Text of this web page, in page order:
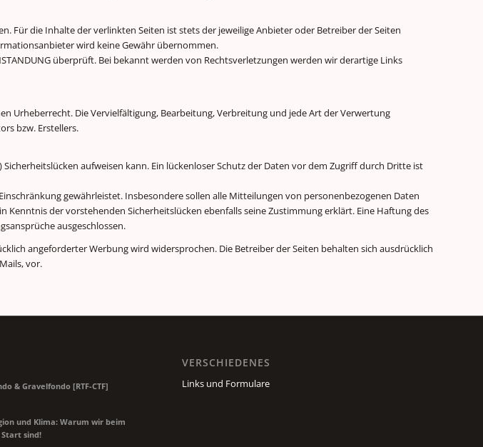
Für die Inhalte der verlinkten Seiten ist stets der jeweilige Anbieter oder Betreiber der Seiten
wird keine Gewähr übernommen.
überprüft. Bei bekannt werden von Rechtsverletzungen werden wir derartige Links
Urheberrecht. Die Vervielfältigung, Bearbeitung, Verbreitung und jede Art der Verwertung
bzw. Erstellers.
aufweisen kann. Ein lückenloser Schutz der Daten vor dem Zugriff durch Dritte ist
gewährleistet. Insbesondere sollen alle Mitteilungen von personenbezogenen Daten
der vorstehenden Sicherheitslücken ebenfalls seine Zustimmung erklärt. Eine Haftung des
ausgeschlossen.
angeforderter Werbung wird widersprochen. Die Betreiber der Seiten behalten sich ausdrücklich
vor.
& Gravelfondo [RTF-CTF]
und Klima: Warum wir beim
Start sind!
VERSCHIEDENES
Links und Formulare